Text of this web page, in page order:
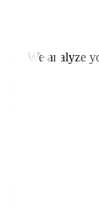
We analyze